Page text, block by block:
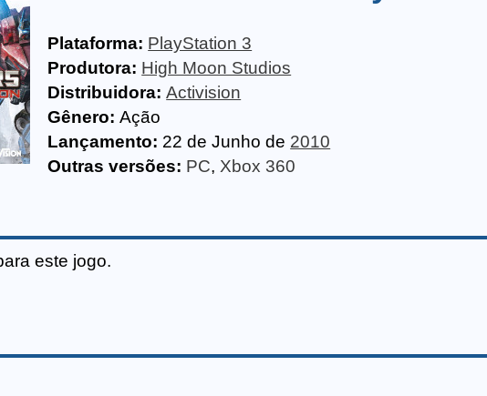
Plataforma: PlayStation 3
Produtora: High Moon Studios
Distribuidora: Activision
Gênero: Ação
Lançamento: 22 de Junho de 2010
Outras versões: PC, Xbox 360
este jogo.